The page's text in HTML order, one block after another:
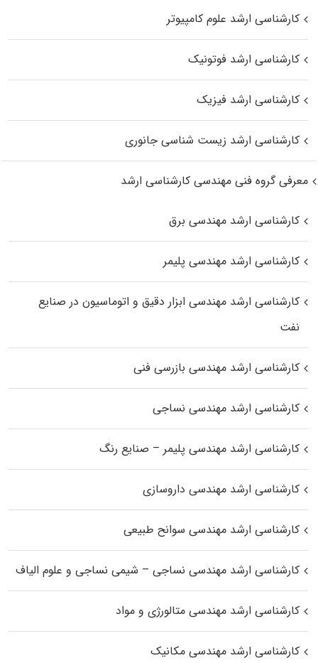
کارشناسی ارشد علوم کامپیوتر
کارشناسی ارشد فوتونیک
کارشناسی ارشد فیزیک
کارشناسی ارشد زیست‌ شناسی جانوری
معرفی گروه فنی مهندسی کارشناسی ارشد
کارشناسی ارشد مهندسی برق
کارشناسی ارشد مهندسی پلیمر
کارشناسی ارشد مهندسی ابزار دقیق و اتوماسیون در صنایع
نفت
کارشناسی ارشد مهندسی بازرسی فنی
کارشناسی ارشد مهندسی نساجی
کارشناسی ارشد مهندسی پلیمر – صنایع رنگ
کارشناسی ارشد مهندسی داروسازی
کارشناسی ارشد مهندسی سوانح طبیعی
کارشناسی ارشد مهندسی نساجی – شیمی نساجی و علوم الیاف
کارشناسی ارشد مهندسی متالورژی و مواد
کارشناسی ارشد مهندسی مکانیک